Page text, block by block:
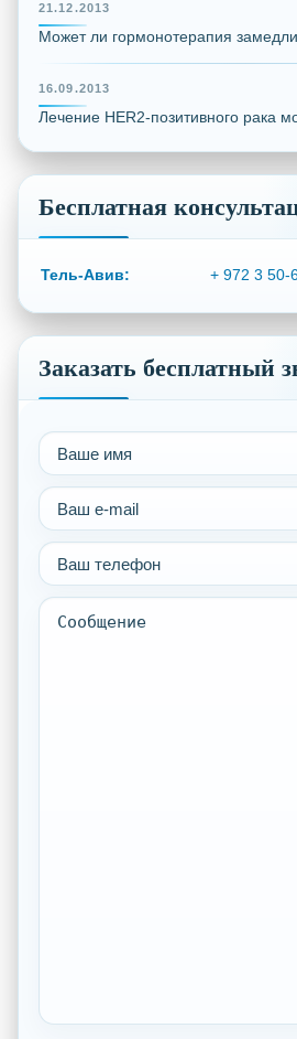
21.12.2013
Может ли гормонотерапия
16.09.2013
Лечение HER2-позитивного рака
Бесплатная
Тель-Авив: + 972 3 50-
Заказать бесплатный